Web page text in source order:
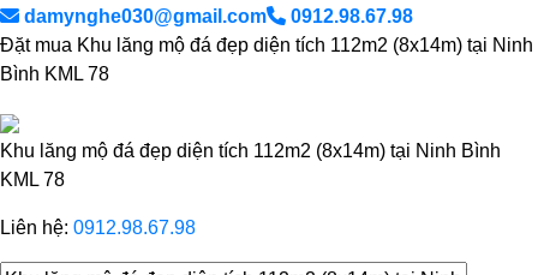
damynghe030@gmail.com
0912.98.67.98
Đặt mua Khu lăng mộ đá đẹp diện tích 112m2 (8x14m) tại Ninh
Bình KML 78
Khu lăng mộ đá đẹp diện tích 112m2 (8x14m) tại Ninh Bình
KML 78
Liên hệ: 0912.98.67.98